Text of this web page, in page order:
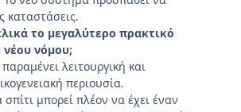
καταστάσεις.
το μεγαλύτερο πρακτικό
νόμου;
λειτουργική και
περιουσία.
σπίτι μπορεί πλέον να έχει έναν